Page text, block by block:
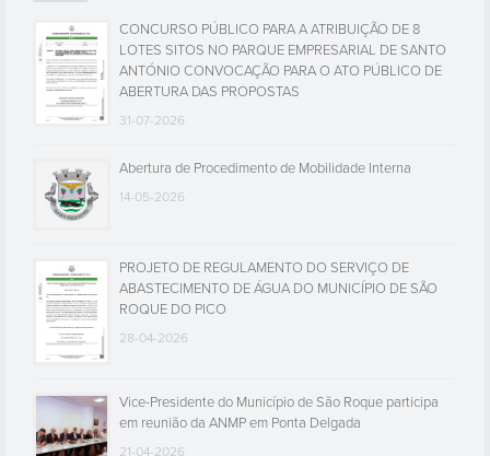
CONCURSO PÚBLICO PARA A ATRIBUIÇÃO DE 8
LOTES SITOS NO PARQUE EMPRESARIAL DE SANTO
ANTÓNIO CONVOCAÇÃO PARA O ATO PÚBLICO DE
ABERTURA DAS PROPOSTAS
31-07-2026
Abertura de Procedimento de Mobilidade Interna
14-05-2026
PROJETO DE REGULAMENTO DO SERVIÇO DE
ABASTECIMENTO DE ÁGUA DO MUNICÍPIO DE SÃO
ROQUE DO PICO
28-04-2026
Vice-Presidente do Município de São Roque participa
em reunião da ANMP em Ponta Delgada
21-04-2026